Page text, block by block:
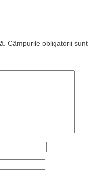
Câmpurile obligatorii sunt